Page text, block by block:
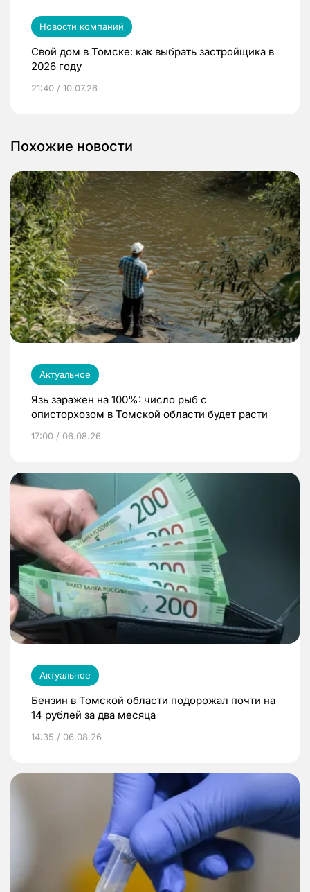
Новости компаний
Свой дом в Томске: как выбрать застройщика в
2026 году
21:40 / 10.07.26
Похожие новости
Актуальное
Язь заражен на 100%: число рыб с
описторхозом в Томской области будет расти
17:00 / 06.08.26
Актуальное
Бензин в Томской области подорожал почти на
14 рублей за два месяца
14:35 / 06.08.26